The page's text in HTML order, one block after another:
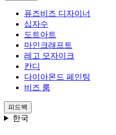
퓨즈비즈 디자이너
십자수
도트아트
마인크래프트
레고 모자이크
칸디
다이아몬드 페인팅
비즈 룸
피드백
한국